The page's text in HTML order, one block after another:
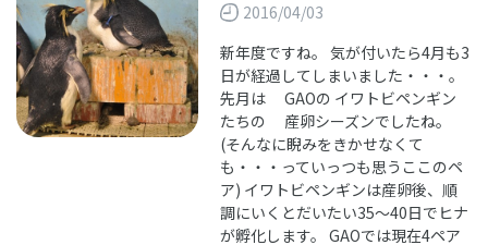
2016/04/03
新年度ですね。 気が付いたら4月も3
日が経過してしまいました・・・。
先月は GAOの イワトビペンギン
たちの 産卵シーズンでしたね。
(そんなに睨みをきかせなくて
も・・・っていっつも思うここのペ
ア) イワトビペンギンは産卵後、順
調にいくとだいたい35～40日でヒナ
が孵化します。 GAOでは現在4ペア